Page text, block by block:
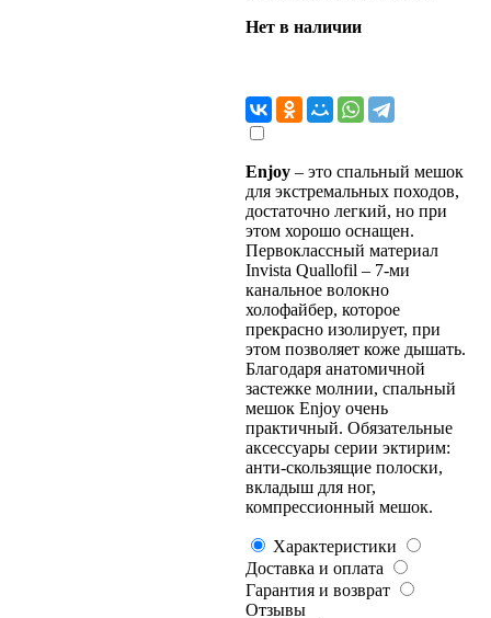
Нет в наличии
Enjoy – это спальный мешок
для экстремальных походов,
достаточно легкий, но при
этом хорошо оснащен.
Первоклассный материал
Invista Quallofil – 7-ми
канальное волокно
холофайбер, которое
прекрасно изолирует, при
этом позволяет коже дышать.
Благодаря анатомичной
застежке молнии, спальный
мешок Enjoy очень
практичный. Обязательные
аксессуары серии эктирим:
анти-скользящие полоски,
вкладыш для ног,
компрессионный мешок.
Характеристики
Доставка и оплата
Гарантия и возврат
Отзывы